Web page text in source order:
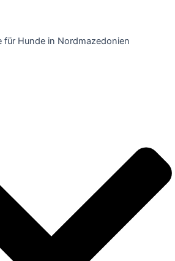
für Hunde in Nordmazedonien